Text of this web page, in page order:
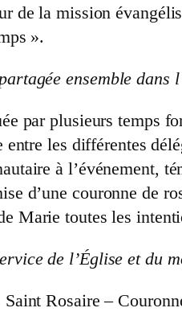
de la mission
».
ensemble dans
par plusieurs temps
entre les différentes
à l’événement,
d’une couronne de
Marie toutes les
de l’Église et du
Rosaire –